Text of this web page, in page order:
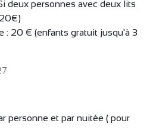
deux personnes avec deux lits
: 20 € (enfants gratuit jusqu'à 3
deux personnes avec deux lits
: 20 € (enfants gratuit jusqu'à 3
personne et par nuitée ( pour